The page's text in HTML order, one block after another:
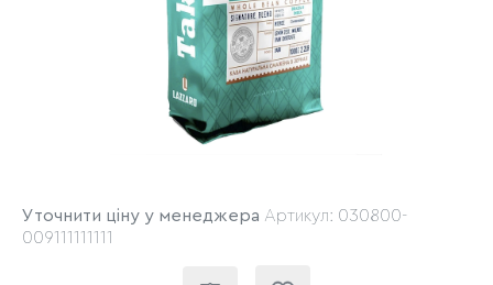
Уточнити ціну у менеджера Артикул: 030800-
009111111111